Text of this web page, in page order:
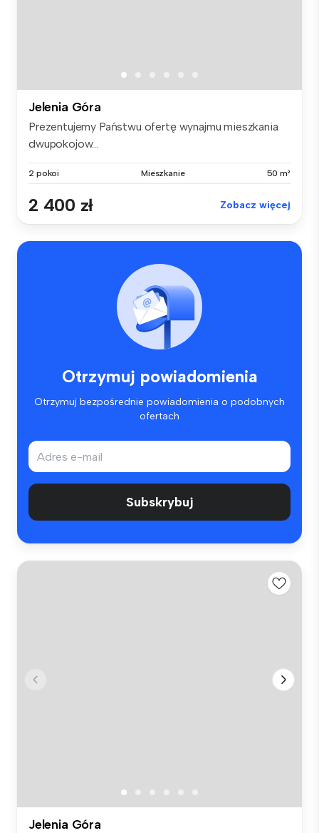
Jelenia Góra
Prezentujemy Państwu ofertę wynajmu mieszkania
dwupokojow...
2 pokoi Mieszkanie 50 m²
2 400 zł Zobacz więcej
Otrzymuj powiadomienia
Otrzymuj bezpośrednie powiadomienia o podobnych
ofertach
Subskrybuj
Jelenia Góra